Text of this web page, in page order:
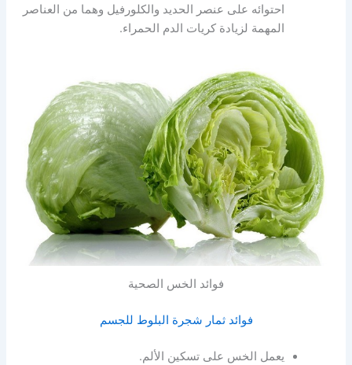
احتوائه على عنصر الحديد والكلورفيل وهما من العناصر
المهمة لزيادة كريات الدم الحمراء.
فوائد الخس الصحية
فوائد ثمار شجرة البلوط للجسم
يعمل الخس على تسكين الألم.